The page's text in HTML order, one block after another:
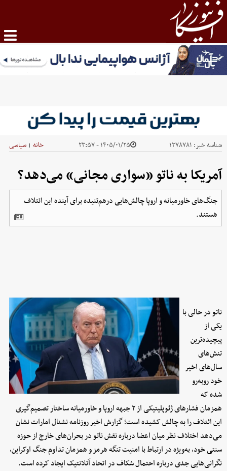
شناسه خبر: ۱۳۷۸۷۸۱ ۱۴۰۵/۰۱/۲۵ - ۲۳:۵۷ خانه | سیاسی
آمریکا به ناتو «سواری مجانی» می‌دهد؟
جنگ‌های خاورمیانه و اروپا چالش‌هایی درهم‌تنیده برای آینده این ائتلاف
هستند.
ناتو در حالی با
یکی از
پیچیده‌ترین
تنش‌های
سال‌های اخیر
خود روبه‌رو
شده که
همزمان فشارهای ژئوپلیتیکی از ۲ جبهه اروپا و خاورمیانه ساختار تصمیم‌گیری
این ائتلاف را به چالش کشیده است؛ گزارش اخیر روزنامه نشنال امارات نشان
می‌دهد اختلاف نظر میان اعضا درباره نقش ناتو در بحران‌های خارج از حوزه
سنتی خود، به‌ویژه در ارتباط با امنیت تنگه هرمز و همزمان تداوم جنگ اوکراین،
نگرانی‌هایی جدی درباره احتمال شکاف در اتحاد آتلانتیک ایجاد کرده است.